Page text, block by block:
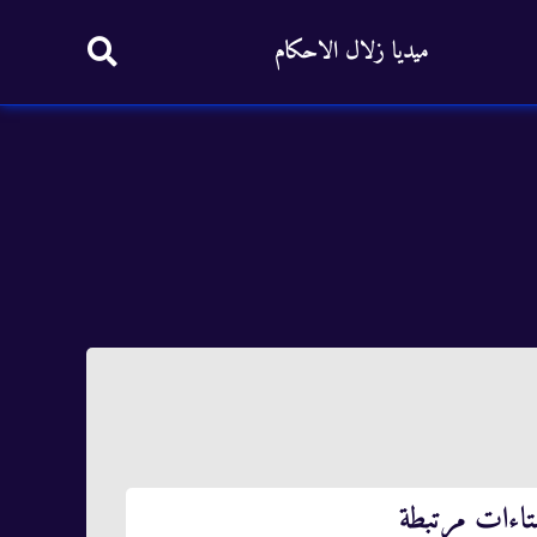
ميديا زلال الاحكام
مرتبطة